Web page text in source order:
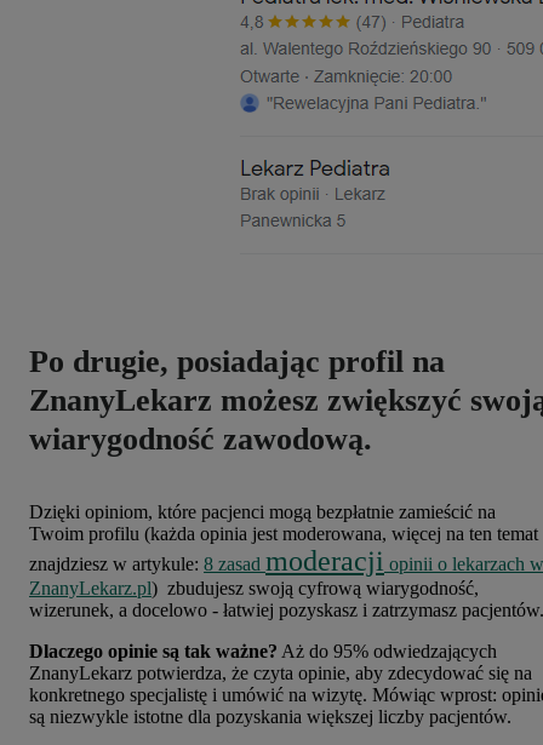
Po drugie, posiadając profil na
ZnanyLekarz możesz zwiększyć
wiarygodność zawodową.
Dzięki opiniom, które pacjenci mogą bezpłatnie zamieścić na
Twoim profilu (każda opinia jest moderowana, więcej na ten temat
znajdziesz w artykule: 8 zasad moderacji opinii o lekarzach w
ZnanyLekarz.pl) zbudujesz swoją cyfrową wiarygodność,
wizerunek, a docelowo - łatwiej pozyskasz i zatrzymasz pacjentów.
Dlaczego opinie są tak ważne? Aż do 95% odwiedzających
ZnanyLekarz potwierdza, że czyta opinie, aby zdecydować się na
konkretnego specjalistę i umówić na wizytę. Mówiąc wprost:
są niezwykle istotne dla pozyskania większej liczby pacjentów.